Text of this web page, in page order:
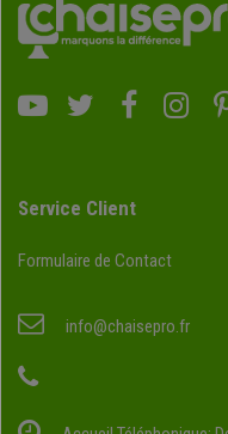
Service Client
Formulaire de Contact
info@chaisepro.fr